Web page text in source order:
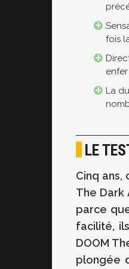
fois
La
LE
Cinq ans,
The Dark
parce
facilité,
DOOM
plongée